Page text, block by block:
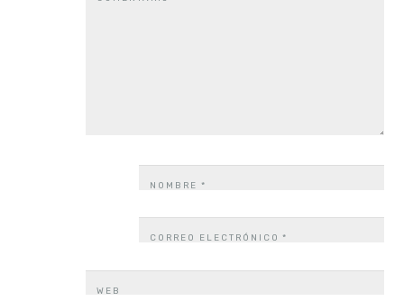
NOMBRE*
CORREO ELECTRÓNICO*
WEB